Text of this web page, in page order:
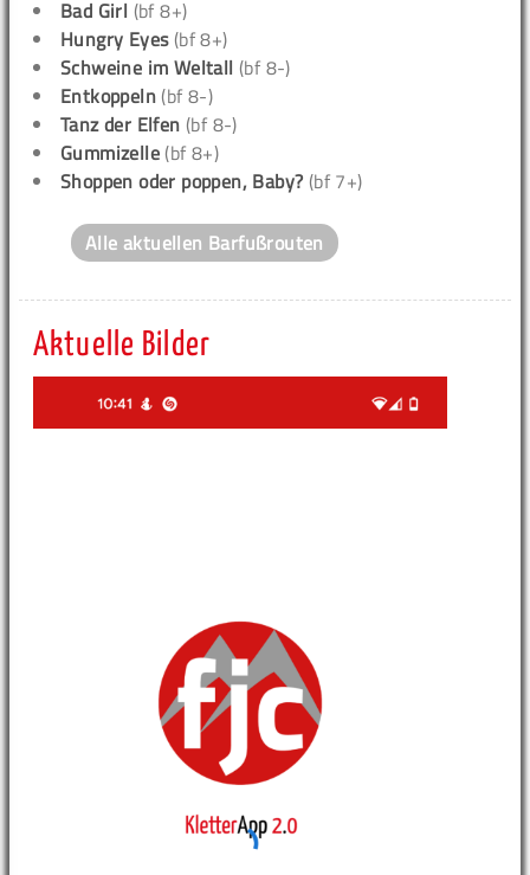
Bad Girl (bf 8+)
Hungry Eyes(bf 8+)
Schweine im Weltall (bf 8-)
Entkoppeln (bf 8-)
Tanz der Elfen (bf 8-)
Gummizelle (bf 8+)
Shoppen oder poppen, Baby? (bf 7+)
Alle aktuellen Barfußrouten
Aktuelle Bilder